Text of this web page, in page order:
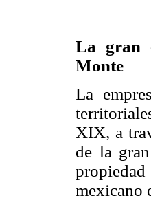
La gran
Monte
La
XIX, a
de la
mexicano